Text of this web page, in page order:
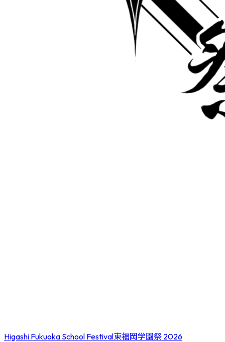
Higashi Fukuoka School Festival東福岡学園祭 2026